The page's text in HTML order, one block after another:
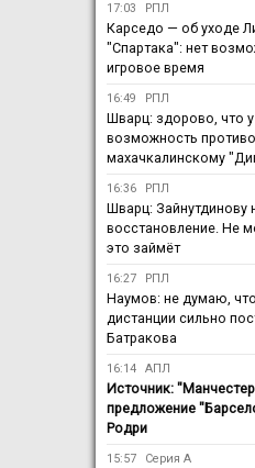
17:03 РПЛ
Карседо — об уходе
"Спартака": нет
игровое время
16:49 РПЛ
Шварц: здорово, что у
возможность
махачкалинскому
16:36 РПЛ
Шварц: Зайнутдинову
восстановление. Не
это займёт
16:27 РПЛ
Наумов: не думаю,
дистанции сильно
Батракова
16:14 АПЛ
Источник:
предложение
Родри
15:57 Серия А